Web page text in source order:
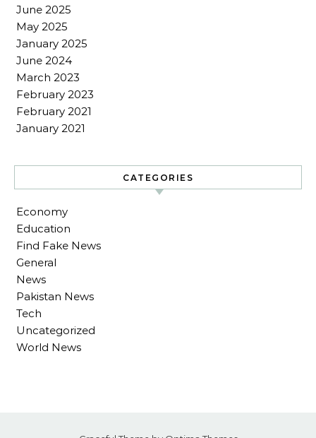
June 2025
May 2025
January 2025
June 2024
March 2023
February 2023
February 2021
January 2021
CATEGORIES
Economy
Education
Find Fake News
General
News
Pakistan News
Tech
Uncategorized
World News